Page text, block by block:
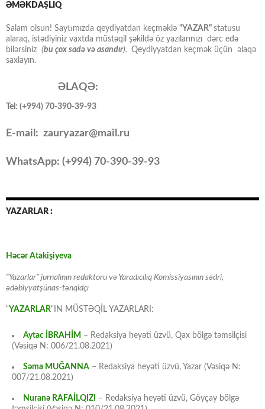
ƏMƏKDAŞLIQ
Salam olsun! Saytımızda qeydiyatdan keçməklə “YAZAR” statusu
alaraq, istədiyiniz vaxtda müstəqil şəkildə öz yazılarınızı dərc edə
bilərsiniz (bu çox sadə və asandır). Qeydiyyatdan keçmək üçün əlaqə
saxlayın.
ƏLAQƏ:
Tel: (+994) 70-390-39-93
E-mail: zauryazar@mail.ru
WhatsApp: (+994) 70-390-39-93
YAZARLAR :
Həcər Atakişiyeva
“Yazarlar” jurnalının redaktoru və Yaradıcılıq Komissiyasının sədri,
ədəbiyyatşünas-tənqidçı
“YAZARLAR“IN MÜSTƏQİL YAZARLARI:
Aytac İBRAHİM – Redaksiya heyəti üzvü, Qax bölgə təmsilçisi
(Vəsiqə N: 006/21.08.2021)
Səma MUĞANNA – Redaksiya heyəti üzvü, Yazar (Vəsiqə N:
007/21.08.2021)
Nuranə RAFAİLQIZI
– Redaksiya heyəti üzvü, Göyçay bölgə